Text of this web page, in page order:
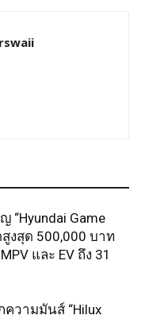
“Hyundai Game
สูงสุด 500,000 บาท
และ EV ถึง 31
วามมันส์ “Hilux